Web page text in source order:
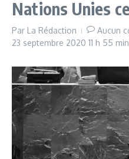
Nations Unies
Par La Rédaction
Aucun
23 septembre 2020 11 h 55 min